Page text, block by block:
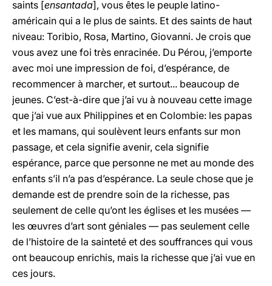
saints [ensantada], vous êtes le peuple latino-
américain qui a le plus de saints. Et des saints de haut
niveau: Toribio, Rosa, Martino, Giovanni. Je crois que
vous avez une foi très enracinée. Du Pérou, j’emporte
avec moi une impression de foi, d’espérance, de
recommencer à marcher, et surtout... beaucoup de
jeunes. C’est-à-dire que j’ai vu à nouveau cette image
que j’ai vue aux Philippines et en Colombie: les papas
et les mamans, qui soulèvent leurs enfants sur mon
passage, et cela signifie avenir, cela signifie
espérance, parce que personne ne met au monde des
enfants s’il n’a pas d’espérance. La seule chose que je
demande est de prendre soin de la richesse, pas
seulement de celle qu’ont les églises et les musées —
les œuvres d’art sont géniales — pas seulement celle
de l’histoire de la sainteté et des souffrances qui vous
ont beaucoup enrichis, mais la richesse que j’ai vue en
ces jours.